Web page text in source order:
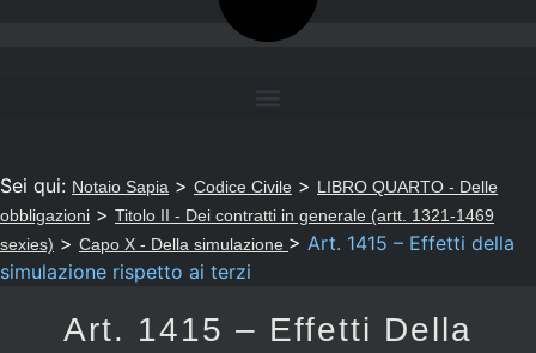
Sei qui: Notaio Sapia > Codice Civile > LIBRO QUARTO - Delle
obbligazioni > Titolo II - Dei contratti in generale (artt. 1321-1469
sexies) > Capo X - Della simulazione > Art. 1415 – Effetti della
simulazione rispetto ai terzi
Art. 1415 – Effetti Della